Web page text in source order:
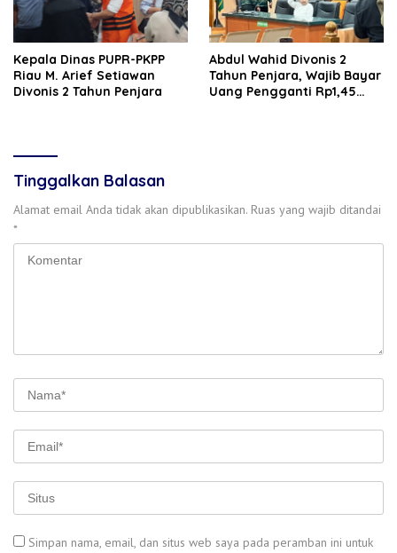
Kepala Dinas PUPR-PKPP
Riau M. Arief Setiawan
Divonis 2 Tahun Penjara
‎‎Abdul Wahid Divonis 2
Tahun Penjara, Wajib Bayar
Uang Pengganti Rp1,45
Tinggalkan Balasan
Alamat email Anda tidak akan dipublikasikan. Ruas yang wajib ditandai
*
Simpan nama, email, dan situs web saya pada peramban ini untuk